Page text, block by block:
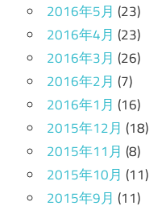
2016年5月 (23)
2016年4月 (23)
2016年3月 (26)
2016年2月 (7)
2016年1月 (16)
2015年12月 (18)
2015年11月 (8)
2015年10月 (11)
2015年9月 (11)